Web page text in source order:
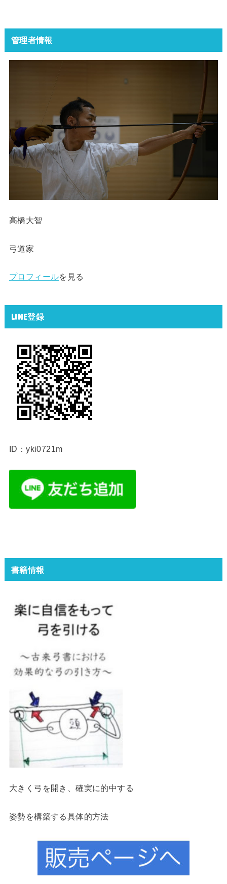
管理者情報
高橋大智
弓道家
プロフィールを見る
LINE登録
ID：yki0721m
書籍情報
大きく弓を開き、確実に的中する
姿勢を構築する具体的方法